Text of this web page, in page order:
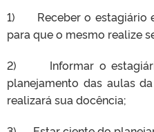
1) Receber o estagiário
para que o mesmo realize
2) Informar o
planejamento das aulas
realizará sua docência;